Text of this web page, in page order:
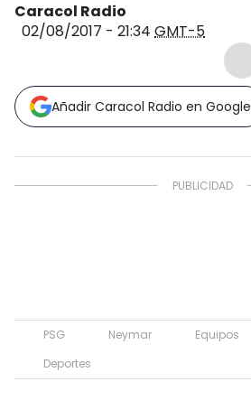
Caracol Radio
02/08/2017 - 21:34 GMT-5
Añadir Caracol Radio en Google
PSG Neymar Equipos
Deportes